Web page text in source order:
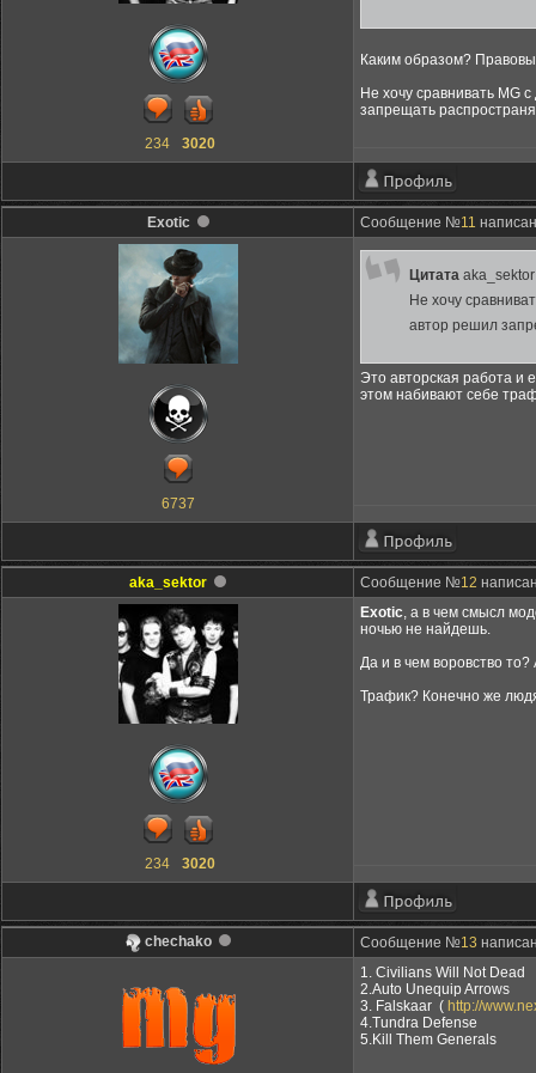
234 3020
Каким образом?
Не хочу сравнивать MG
запрещать
Exotic Сообщение №11
6737
Цитата aka_sektor
Не хочу
автор решил
Это авторская работа и
этом набивают себе
aka_sektor Сообщение №12
234 3020
Exotic, а в чем смысл
ночью не найдешь.
Да и в чем воровство
Трафик? Конечно же
chechako Сообщение №13
1. Сivilians Will Not Dead
2.Auto Unequip Arrows
3. Falskaar ( http://
4.Tundra Defense
5.Kill Them Generals